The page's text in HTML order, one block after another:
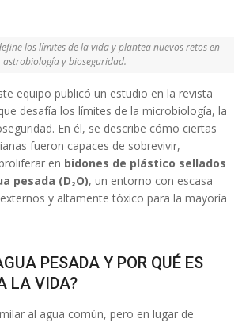
los límites de la vida y plantea nuevos retos en
astrobiología y bioseguridad.
equipo publicó un estudio en la revista
desafía los límites de la microbiología, la
En él, se describe cómo ciertas
fueron capaces de sobrevivir,
en bidones de plástico sellados
pesada (D₂O), un entorno con escasa
y altamente tóxico para la mayoría
PESADA Y POR QUÉ ES
LA VIDA?
al agua común, pero en lugar de